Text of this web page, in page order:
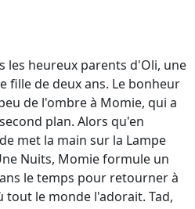
les heureux parents d'Oli, une
fille de deux ans. Le bonheur
de l'ombre à Momie, qui a
plan. Alors qu'en
met la main sur la Lampe
Nuits, Momie formule un
le temps pour retourner à
tout le monde l'adorait. Tad,